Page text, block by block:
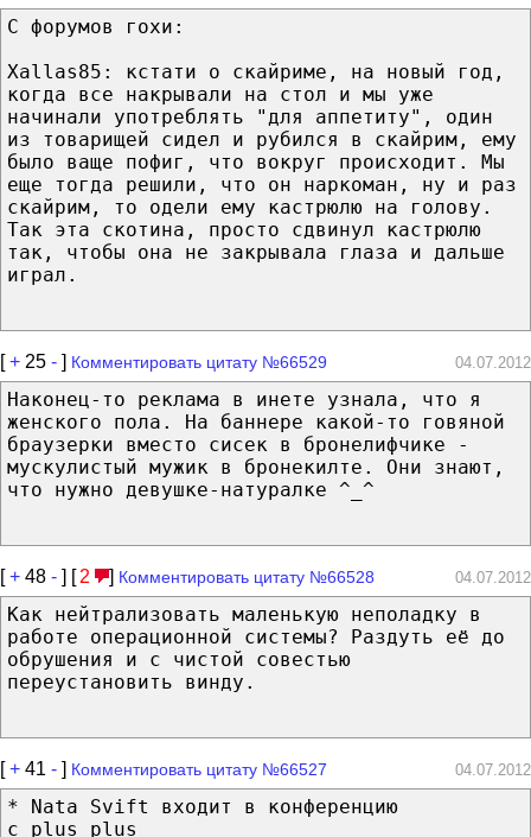
C форумов гохи:
Xallas85: кстати о скайриме, на новый год,
когда все накрывали на стол и мы уже
начинали употреблять "для аппетиту", один
из товарищей сидел и рубился в скайрим, ему
было ваще пофиг, что вокруг происходит. Мы
еще тогда решили, что он наркоман, ну и раз
скайрим, то одели ему кастрюлю на голову.
Так эта скотина, просто сдвинул кастрюлю
так, чтобы она не закрывала глаза и дальше
играл.
[+ 25 - ] Комментировать цитату №66529 04.07.2012
Наконец-то реклама в инете узнала, что я
женского пола. На баннере какой-то говяной
браузерки вместо сисек в бронелифчике -
мускулистый мужик в бронекилте. Они знают,
что нужно девушке-натуралке ^_^
[+ 48 - ] [ 2 ] Комментировать цитату №66528 04.07.2012
Как нейтрализовать маленькую неполадку в
работе операционной системы? Раздуть её до
обрушения и с чистой совестью
переустановить винду.
[+ 41 - ] Комментировать цитату №66527 04.07.2012
* Nata Svift входит в конференцию
c_plus_plus